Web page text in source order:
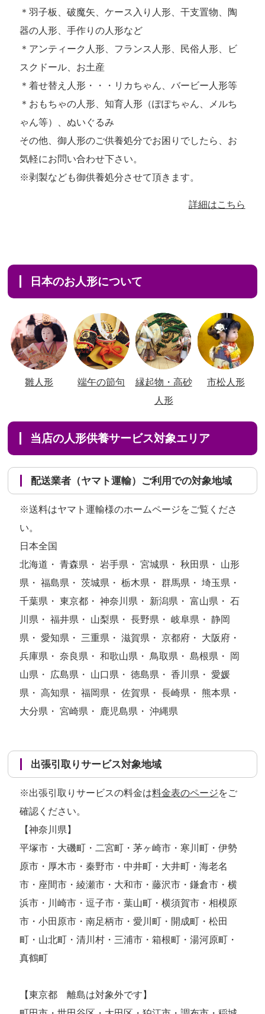
＊羽子板、破魔矢、ケース入り人形、干支置物、陶
器の人形、手作りの人形など
＊アンティーク人形、フランス人形、民俗人形、ビ
スクドール、お土産
＊着せ替え人形・・・リカちゃん、バービー人形等
＊おもちゃの人形、知育人形（ぽぽちゃん、メルち
ゃん等）、ぬいぐるみ
その他、御人形のご供養処分でお困りでしたら、お
気軽にお問い合わせ下さい。
※剥製なども御供養処分させて頂きます。
詳細はこちら
日本のお人形について
雛人形 端午の節句
縁起物・高砂
人形
市松人形
当店の人形供養サービス対象エリア
配送業者（ヤマト運輸）ご利用での対象地域
※送料はヤマト運輸様のホームページをご覧くださ
い。
日本全国
北海道・ 青森県・ 岩手県・ 宮城県・ 秋田県・ 山形
県・ 福島県・ 茨城県・ 栃木県・ 群馬県・ 埼玉県・
千葉県・ 東京都・ 神奈川県・ 新潟県・ 富山県・ 石
川県・ 福井県・ 山梨県・ 長野県・ 岐阜県・ 静岡
県・ 愛知県・ 三重県・ 滋賀県・ 京都府・ 大阪府・
兵庫県・ 奈良県・ 和歌山県・ 鳥取県・ 島根県・ 岡
山県・ 広島県・ 山口県・ 徳島県・ 香川県・ 愛媛
県・ 高知県・ 福岡県・ 佐賀県・ 長崎県・ 熊本県・
大分県・ 宮崎県・ 鹿児島県・ 沖縄県
出張引取りサービス対象地域
※出張引取りサービスの料金は料金表のページをご
確認ください。
【神奈川県】
平塚市・大磯町・二宮町・茅ヶ崎市・寒川町・伊勢
原市・厚木市・秦野市・中井町・大井町・海老名
市・座間市・綾瀬市・大和市・藤沢市・鎌倉市・横
浜市・川崎市・逗子市・葉山町・横須賀市・相模原
市・小田原市・南足柄市・愛川町・開成町・松田
町・山北町・清川村・三浦市・箱根町・湯河原町・
真鶴町
【東京都 離島は対象外です】